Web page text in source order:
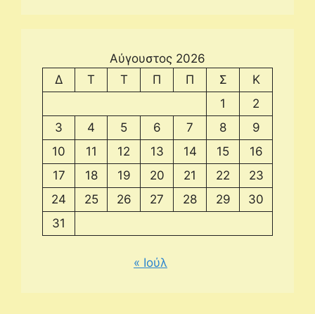
Αύγουστος 2026
Δ
Τ Τ Π Π Σ
Κ
1
2
3
4 5 6 7 8
9
10
11 12 13 14 15
16
17
18 19 20 21 22
23
24
25 26 27 28 29
30
31
« Ιούλ